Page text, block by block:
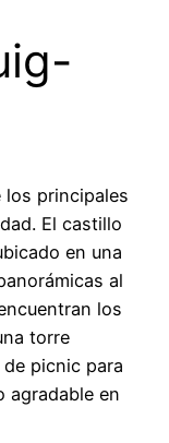
los principales
El castillo
en una
al
los
torre
picnic para
agradable en